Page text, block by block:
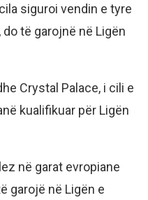
siguroi vendin e tyre
të garojnë në Ligën
Crystal Palace, i cili e
kualifikuar për Ligën
në garat evropiane
garojë në Ligën e